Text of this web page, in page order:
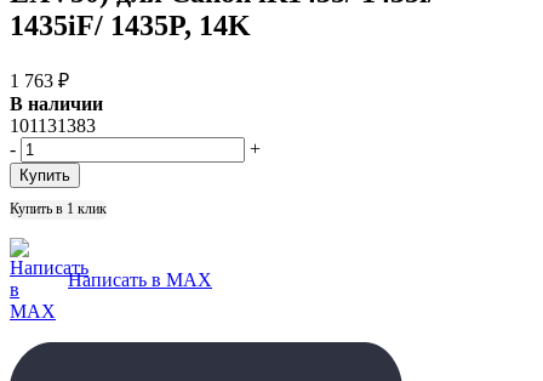
1435iF/ 1435P, 14K
1 763 ₽
В наличии
101131383
-
+
Купить в 1 клик
Написать в MAX